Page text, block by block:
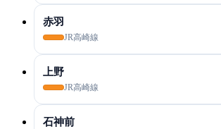
赤羽
JR高崎線
上野
JR高崎線
石神前